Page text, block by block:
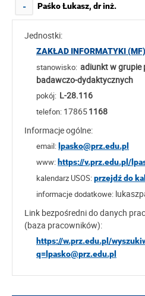
- Paśko Łukasz, dr inż.
Jednostki:
ZAKŁAD INFORMATYKI (MF)
stanowisko: adiunkt w grupie
badawczo-dydaktycznych
pokój: L-28.116
telefon: 178651168
Informacje ogólne:
email: lpasko@prz.edu.pl
www: https://v.prz.edu.pl/
kalendarz USOS:przejdź do
informacje dodatkowe:
Link bezpośredni do danych
(baza pracowników):
https://w.prz.edu.pl/
q=lpasko@prz.edu.pl